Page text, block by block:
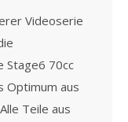
Videoserie
Stage6 70cc
Optimum aus
Teile aus